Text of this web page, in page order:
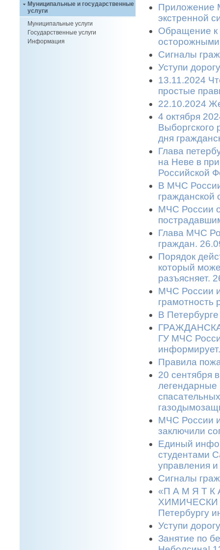
Муниципальные и государственные
услуги
Муниципальные услуги
Государственные услуги
Информация
Приложение
экстренной
Обращение к
Сигналы
Уступи
13.11.2024
простые
22.10.2024
4 октября
дня
Глава
на Неве в
Российской
В МЧС
гражданской
МЧС России
Глава МЧС
граждан.
Порядок
который
разъясняет.
МЧС России
грамотность
В
ГУ МЧС
Правила
20 сентября
МЧС России
заключили
Единый
студентами
управления
Сигналы
«П А М Я Т
ХИМИЧЕСКИ
Петербургу
Уступи
Занятие по